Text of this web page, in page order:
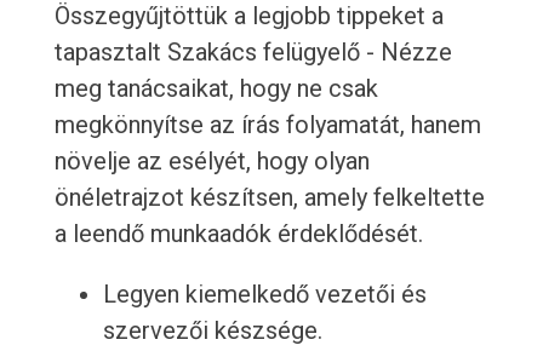
Összegyűjtöttük a legjobb tippeket a
tapasztalt Szakács felügyelő - Nézze
meg tanácsaikat, hogy ne csak
megkönnyítse az írás folyamatát, hanem
növelje az esélyét, hogy olyan
önéletrajzot készítsen, amely felkeltette
a leendő munkaadók érdeklődését.
Legyen kiemelkedő vezetői és
szervezői készsége.